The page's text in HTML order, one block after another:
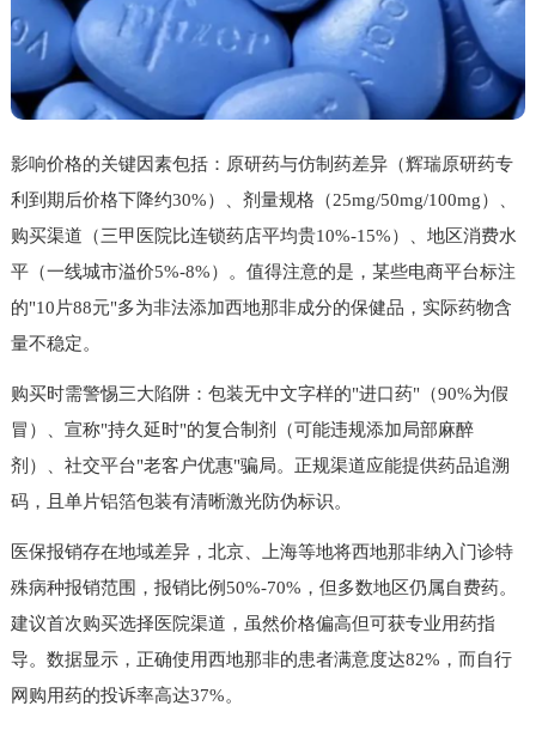
影响价格的关键因素包括：原研药与仿制药差异（辉瑞原研药专
利到期后价格下降约30%）、剂量规格（25mg/50mg/100mg）、
购买渠道（三甲医院比连锁药店平均贵10%-15%）、地区消费水
平（一线城市溢价5%-8%）。值得注意的是，某些电商平台标注
的"10片88元"多为非法添加西地那非成分的保健品，实际药物含
量不稳定。
购买时需警惕三大陷阱：包装无中文字样的"进口药"（90%为假
冒）、宣称"持久延时"的复合制剂（可能违规添加局部麻醉
剂）、社交平台"老客户优惠"骗局。正规渠道应能提供药品追溯
码，且单片铝箔包装有清晰激光防伪标识。
医保报销存在地域差异，北京、上海等地将西地那非纳入门诊特
殊病种报销范围，报销比例50%-70%，但多数地区仍属自费药。
建议首次购买选择医院渠道，虽然价格偏高但可获专业用药指
导。数据显示，正确使用西地那非的患者满意度达82%，而自行
网购用药的投诉率高达37%。